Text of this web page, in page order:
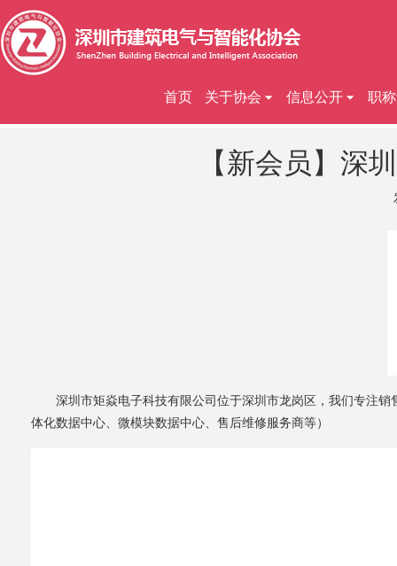
首页 关于协会 信息公开 职
【新会员】深
深圳市矩焱电子科技有限公司位于深圳市龙岗区，我们专注
体化数据中心、微模块数据中心、售后维修服务商等）